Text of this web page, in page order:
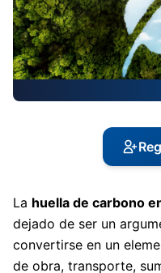
La huella de carbono
dejado de ser un
convertirse en un
de obra, transporte,